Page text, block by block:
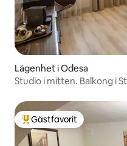
Lägenhet i Odesa
Studio i mitten. Balkong i
Populär gästfavorit
Gästfavorit